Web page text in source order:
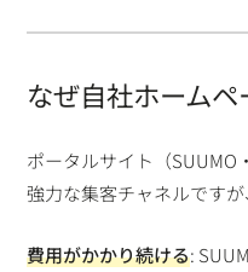
なぜ自社ホーム
ポータルサイト（SUUMO
強力な集客チャネルですが
費用がかかり続ける: